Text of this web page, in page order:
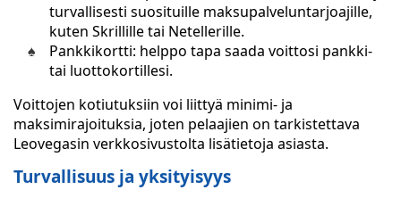
turvallisesti suosituille maksupalveluntarjoajille,
kuten Skrillille tai Netellerille.
Pankkikortti: helppo tapa saada voittosi pankki-
tai luottokortillesi.
Voittojen kotiutuksiin voi liittyä minimi- ja
maksimirajoituksia, joten pelaajien on tarkistettava
Leovegasin verkkosivustolta lisätietoja asiasta.
Turvallisuus ja yksityisyys